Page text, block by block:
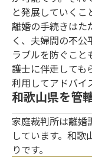
と発展していくこ
離婚の手続きはた
く、夫婦間の不
ラブルを防ぐこと
護士に伴走しても
利用してアドバイ
和歌山県を管
家庭裁判所は離婚
しています。和
りです。